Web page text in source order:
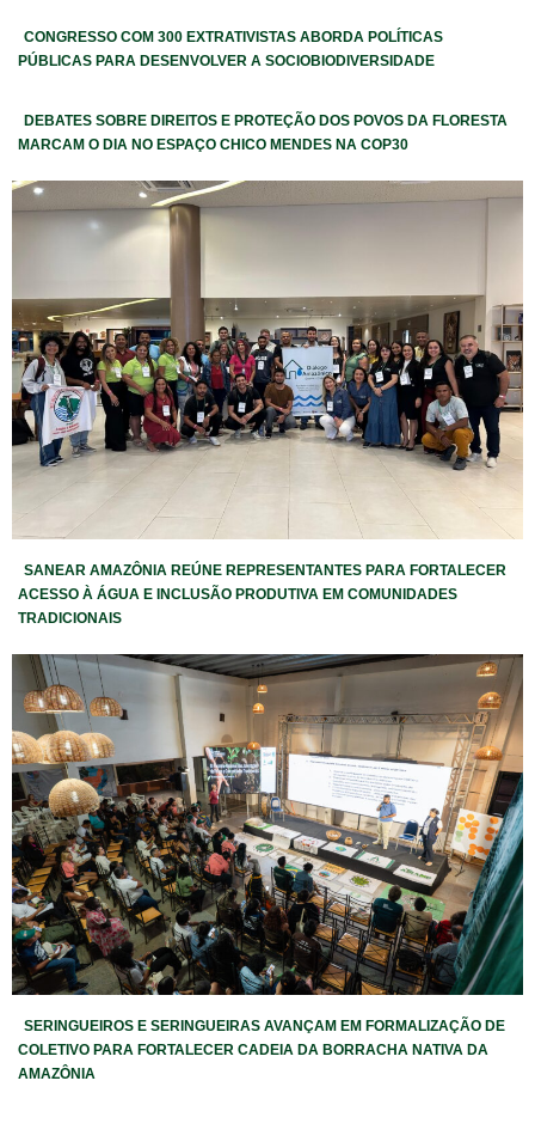
CONGRESSO COM 300 EXTRATIVISTAS ABORDA POLÍTICAS
PÚBLICAS PARA DESENVOLVER A SOCIOBIODIVERSIDADE
DEBATES SOBRE DIREITOS E PROTEÇÃO DOS POVOS DA FLORESTA
MARCAM O DIA NO ESPAÇO CHICO MENDES NA COP30
SANEAR AMAZÔNIA REÚNE REPRESENTANTES PARA FORTALECER
ACESSO À ÁGUA E INCLUSÃO PRODUTIVA EM COMUNIDADES
TRADICIONAIS
SERINGUEIROS E SERINGUEIRAS AVANÇAM EM FORMALIZAÇÃO DE
COLETIVO PARA FORTALECER CADEIA DA BORRACHA NATIVA DA
AMAZÔNIA